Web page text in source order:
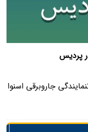
پردیس
جاروبرقی اسنوا